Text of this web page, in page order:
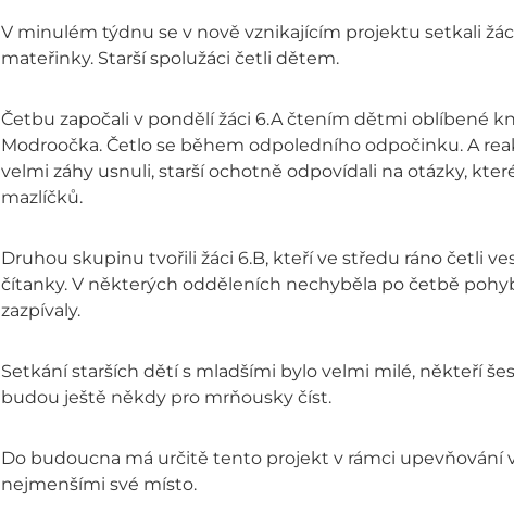
V minulém týdnu se v nově vznikajícím projektu setkali
mateřinky. Starší spolužáci četli dětem.
Četbu započali v pondělí žáci 6.A čtením dětmi oblíbené
Modroočka. Četlo se během odpoledního odpočinku. A
velmi záhy usnuli, starší ochotně odpovídali na otázky,
mazlíčků.
Druhou skupinu tvořili žáci 6.B, kteří ve středu ráno četli
čítanky. V některých odděleních nechyběla po četbě
zazpívaly.
Setkání starších dětí s mladšími bylo velmi milé, někteří
budou ještě někdy pro mrňousky číst.
Do budoucna má určitě tento projekt v rámci upevňování
nejmenšími své místo.